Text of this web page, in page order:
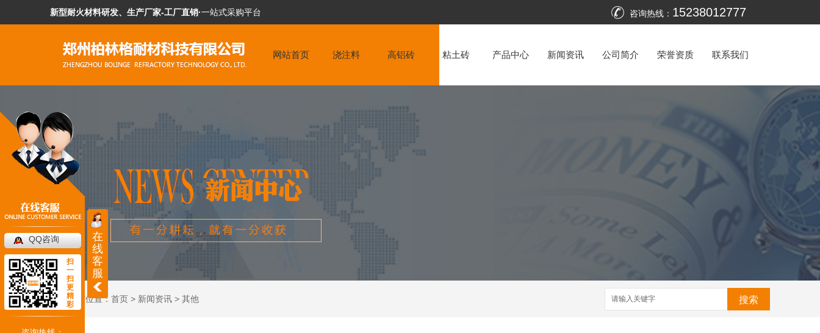
新型耐火材料研发、生产厂家-工厂直销·一站式采购平台 咨询热线： 15238012777
网站首页 浇注料 高铝砖 粘土砖 产品中心 新闻资讯 公司简介 荣誉资质 联系我们
当前位置： 首页 > 新闻资讯 > 其他 搜索
在
线
客
服
QQ咨询
扫
一
扫
更
精
彩